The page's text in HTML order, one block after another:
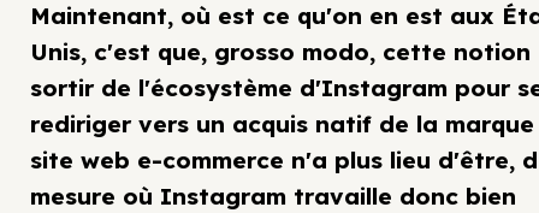
Maintenant, où est ce qu'on en est aux
Unis, c'est que, grosso modo, cette notion
sortir de l'écosystème d'Instagram pour
rediriger vers un acquis natif de la
site web e-commerce n'a plus lieu d'être,
mesure où Instagram travaille donc bien